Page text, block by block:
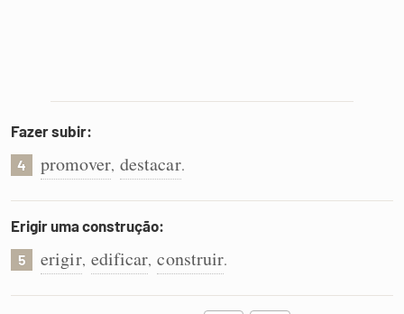
Fazer subir:
4 promover, destacar.
Erigir uma construção:
5 erigir, edificar, construir.